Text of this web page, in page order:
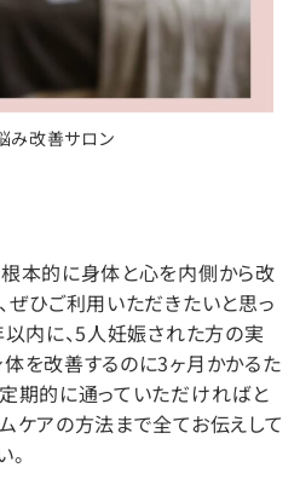
み改善サロン
本的に身体と心を内側から改
ぜひご利用いただきたいと思っ
内に、5人妊娠された方の実
を改善するのに3ヶ月かかるた
期的に通っていただければと
ケアの方法まで全てお伝えして